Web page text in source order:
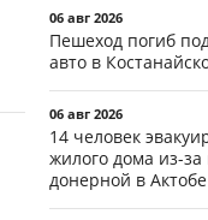
06 авг 2026
Пешеход погиб
авто в
06 авг 2026
14 человек
жилого дома из-
донерной в Актобе